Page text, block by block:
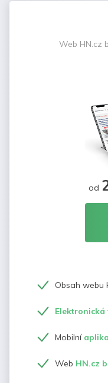
Web HN.cz
od
Obsah webu
Mobilní
Web HN.cz